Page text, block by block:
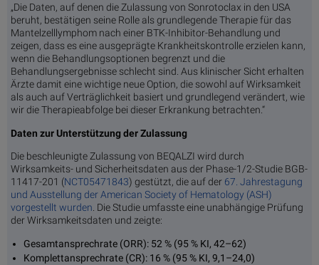
„Die Daten, auf denen die Zulassung von Sonrotoclax in den USA
beruht, bestätigen seine Rolle als grundlegende Therapie für das
Mantelzelllymphom nach einer BTK-Inhibitor-Behandlung und
zeigen, dass es eine ausgeprägte Krankheitskontrolle erzielen kann,
wenn die Behandlungsoptionen begrenzt und die
Behandlungsergebnisse schlecht sind. Aus klinischer Sicht erhalten
Ärzte damit eine wichtige neue Option, die sowohl auf Wirksamkeit
als auch auf Verträglichkeit basiert und grundlegend verändert, wie
wir die Therapieabfolge bei dieser Erkrankung betrachten.“
Daten zur Unterstützung der Zulassung
Die beschleunigte Zulassung von BEQALZI wird durch
Wirksamkeits- und Sicherheitsdaten aus der Phase-1/2-Studie BGB-
11417-201 (NCT05471843) gestützt, die auf der 67. Jahrestagung
und Ausstellung der American Society of Hematology (ASH)
vorgestellt wurden . Die Studie umfasste eine unabhängige Prüfung
der Wirksamkeitsdaten und zeigte:
Gesamtansprechrate (ORR): 52 % (95 % KI, 42–62)
Komplettansprechrate (CR): 16 % (95 % KI, 9,1–24,0)